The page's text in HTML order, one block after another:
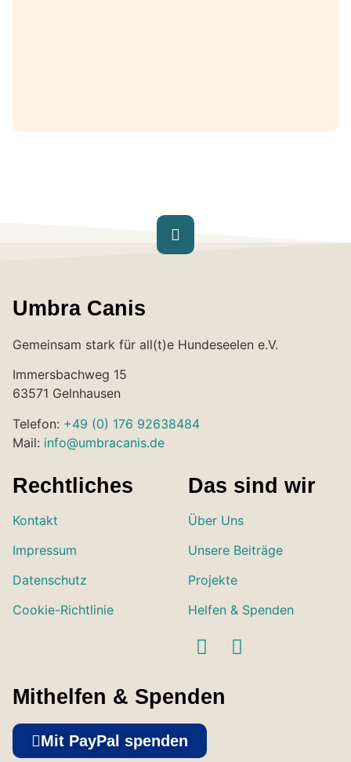
Umbra Canis
Gemeinsam stark für all(t)e Hundeseelen e.V.
Immersbachweg 15
63571 Gelnhausen
Telefon: +49 (0) 176 92638484
Mail: info@umbracanis.de
Rechtliches
Kontakt
Impressum
Datenschutz
Cookie-Richtlinie
Das sind wir
Über Uns
Unsere Beiträge
Projekte
Helfen & Spenden
Mithelfen & Spenden
Mit PayPal spenden